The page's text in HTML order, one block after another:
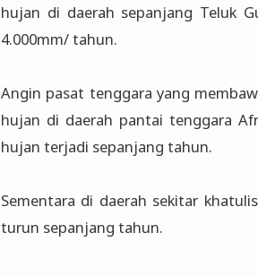
hujan di daerah sepanjang Teluk
4.000mm/ tahun.
Angin pasat tenggara yang
hujan di daerah pantai tenggara
hujan terjadi sepanjang tahun.
Sementara di daerah sekitar
turun sepanjang tahun.